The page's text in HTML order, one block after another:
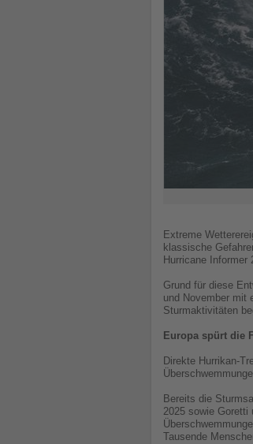
Extreme
klassische
Hurricane
Grund für diese
und November mit
Sturmaktivitäten
Europa spürt die
Direkte Hurrikan-
Bereits die
2025 sowie Goretti
Tausende